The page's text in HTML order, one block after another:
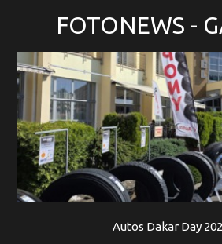
FOTONEWS -
Autos Dakar Day